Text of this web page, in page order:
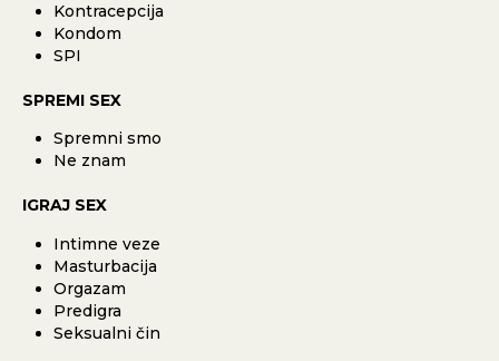
Kontracepcija
Kondom
SPI
SPREMI SEX
Spremni smo
Ne znam
IGRAJ SEX
Intimne veze
Masturbacija
Orgazam
Predigra
Seksualni čin